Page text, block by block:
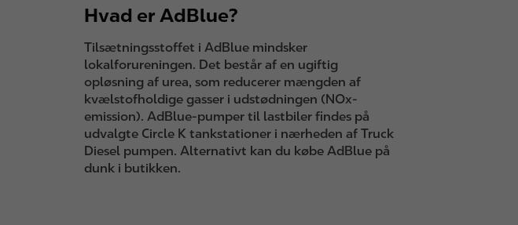
Hvad er AdBlue?
Tilsætningsstoffet i AdBlue mindsker
lokalforureningen. Det består af en ugiftig
opløsning af urea, som reducerer mængden af
kvælstofholdige gasser i udstødningen (NOx-
emission). AdBlue-pumper til lastbiler findes på
udvalgte Circle K tankstationer i nærheden af Truck
Diesel pumpen. Alternativt kan du købe AdBlue på
dunk i butikken.